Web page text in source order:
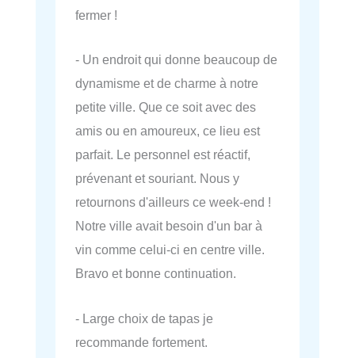
fermer !
- Un endroit qui donne beaucoup de
dynamisme et de charme à notre
petite ville. Que ce soit avec des
amis ou en amoureux, ce lieu est
parfait. Le personnel est réactif,
prévenant et souriant. Nous y
retournons d'ailleurs ce week-end !
Notre ville avait besoin d'un bar à
vin comme celui-ci en centre ville.
Bravo et bonne continuation.
- Large choix de tapas je
recommande fortement.